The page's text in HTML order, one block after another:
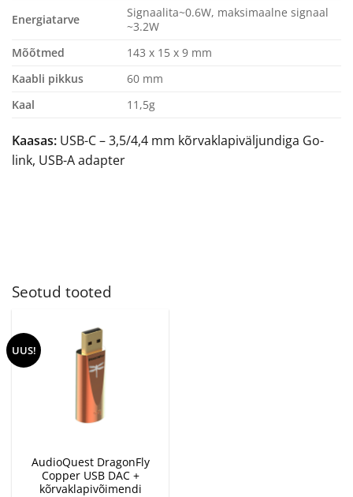
Energiatarve
Signaalita~0.6W, maksimaalne signaal
~3.2W
Mõõtmed
143 x 15 x 9 mm
Kaabli pikkus
60 mm
Kaal
11,5g
Kaasas: USB-C – 3,5/4,4 mm kõrvaklapiväljundiga Go-
link, USB-A adapter
Seotud tooted
UUS!
AudioQuest DragonFly
Copper USB DAC +
kõrvaklapivõimendi